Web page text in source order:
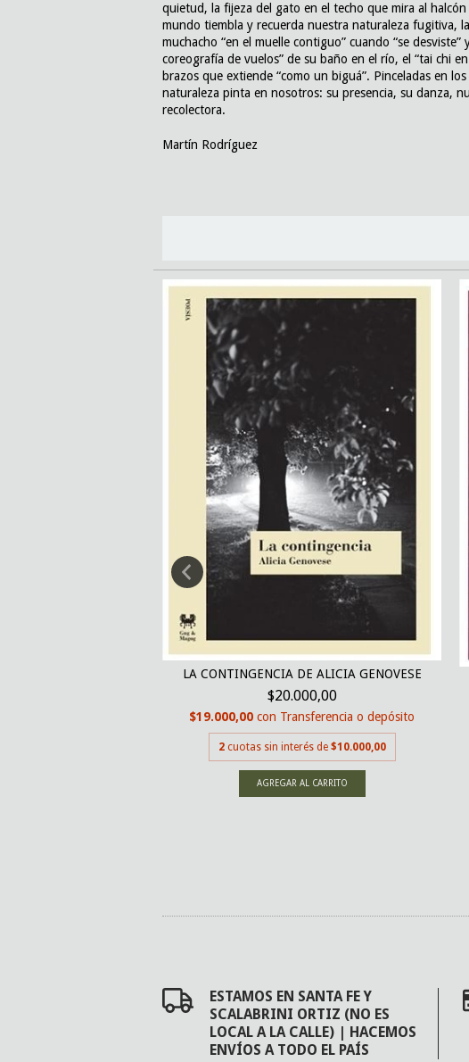
quietud, la fijeza del gato en el techo que mira al halcón
mundo tiembla y recuerda nuestra naturaleza fugitiva,
muchacho “en el muelle contiguo” cuando “se desviste”
coreografía de vuelos” de su baño en el río, el “tai chi
brazos que extiende “como un biguá”. Pinceladas en
naturaleza pinta en nosotros: su presencia, su danza,
recolectora.
Martín Rodríguez
LA CONTINGENCIA DE ALICIA GENOVESE
$20.000,00
$19.000,00con Transferencia o depósito
2 cuotas sin interés de $10.000,00
ESTAMOS EN SANTA FE Y
SCALABRINI ORTIZ (NO ES
LOCAL A LA CALLE) | HACEMOS
ENVÍOS A TODO EL PAÍS